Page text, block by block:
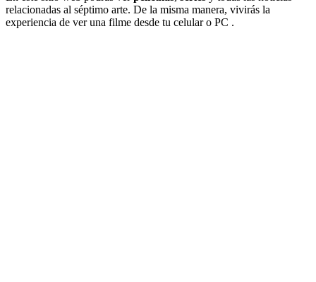
relacionadas al séptimo arte. De la misma manera, vivirás la
experiencia de ver una filme desde tu celular o PC .